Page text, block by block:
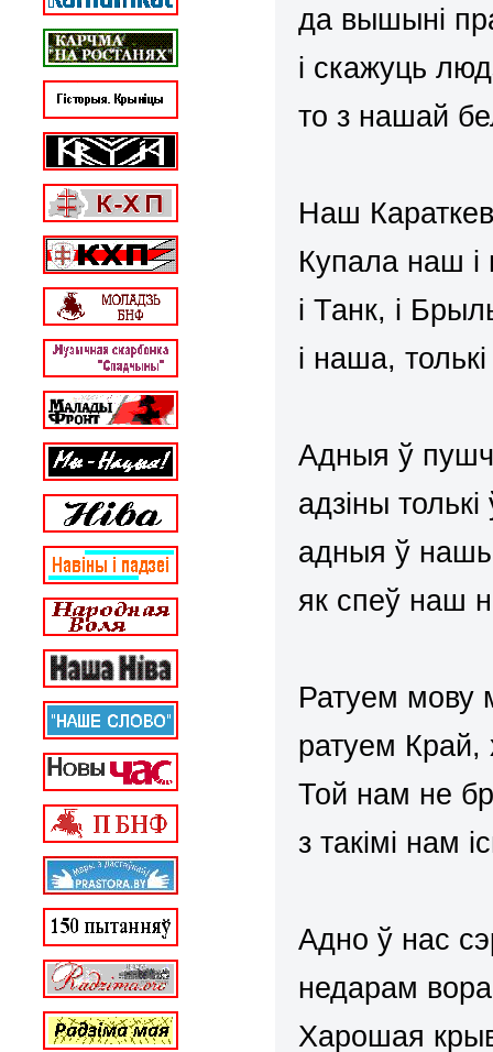
да вышыні
і скажуць
то з нашай
Наш
Купала наш
і Танк, і
і наша,
Адныя ў
адзіны
адныя ў
як спеў наш
Ратуем мову
ратуем Край,
Той нам не
з такімі нам
Адно ў нас
недарам
Харошая